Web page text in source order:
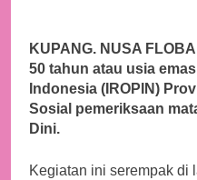
KUPANG. NUSA
50 tahun atau usia
Indonesia (IROPIN)
Sosial pemeriksaan
Dini.
Kegiatan ini serempak di